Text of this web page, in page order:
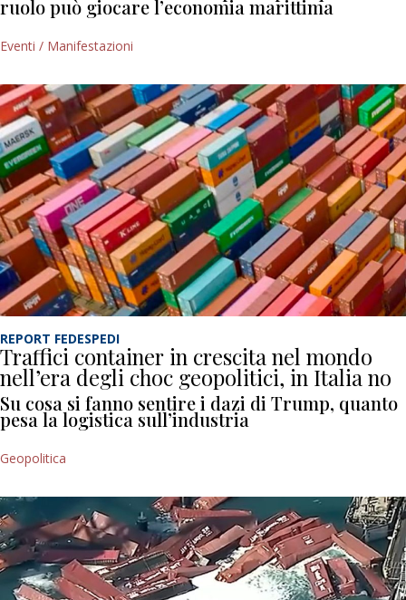
ruolo può giocare l’economia marittima
Eventi / Manifestazioni
REPORT FEDESPEDI
Traffici container in crescita nel mondo
nell’era degli choc geopolitici, in Italia no
Su cosa si fanno sentire i dazi di Trump, quanto
pesa la logistica sull’industria
Geopolitica